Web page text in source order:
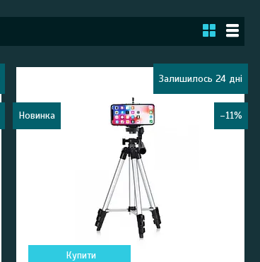
Новинка –11%
Залишилось 24 дні
Купити